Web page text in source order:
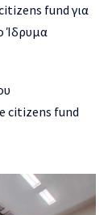
fund για
Ίδρυμα